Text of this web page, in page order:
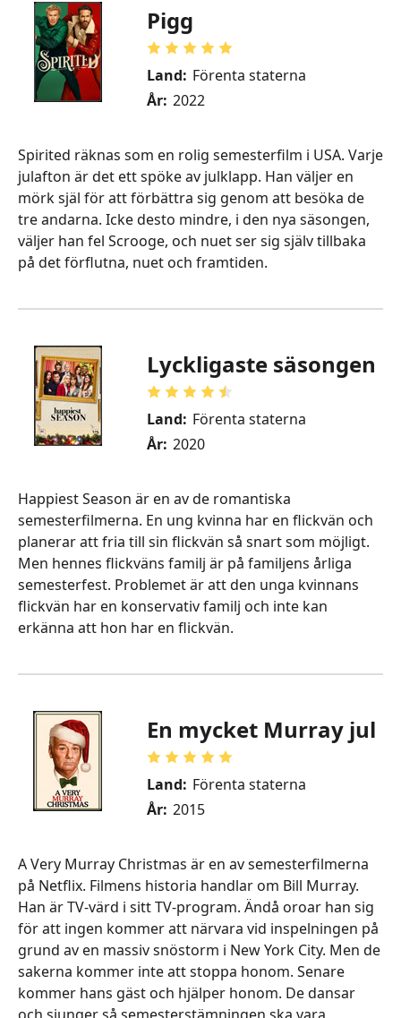
Pigg
Land: Förenta staterna
År: 2022
Spirited räknas som en rolig semesterfilm i USA. Varje
julafton är det ett spöke av julklapp. Han väljer en
mörk själ för att förbättra sig genom att besöka de
tre andarna. Icke desto mindre, i den nya säsongen,
väljer han fel Scrooge, och nuet ser sig själv tillbaka
på det förflutna, nuet och framtiden.
Lyckligaste säsongen
Land: Förenta staterna
År: 2020
Happiest Season är en av de romantiska
semesterfilmerna. En ung kvinna har en flickvän och
planerar att fria till sin flickvän så snart som möjligt.
Men hennes flickväns familj är på familjens årliga
semesterfest. Problemet är att den unga kvinnans
flickvän har en konservativ familj och inte kan
erkänna att hon har en flickvän.
En mycket Murray jul
Land: Förenta staterna
År: 2015
A Very Murray Christmas är en av semesterfilmerna
på Netflix. Filmens historia handlar om Bill Murray.
Han är TV-värd i sitt TV-program. Ändå oroar han sig
för att ingen kommer att närvara vid inspelningen på
grund av en massiv snöstorm i New York City. Men de
sakerna kommer inte att stoppa honom. Senare
kommer hans gäst och hjälper honom. De dansar
och sjunger så semesterstämningen ska vara